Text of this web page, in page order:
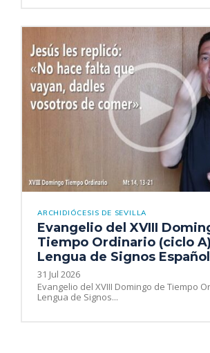
ARCHIDIÓCESIS DE SEVILLA
Evangelio del XVIII
Tiempo Ordinario (ciclo
Lengua de Signos
31 Jul 2026
Evangelio del XVIII Domingo de Tiempo
Lengua de Signos...